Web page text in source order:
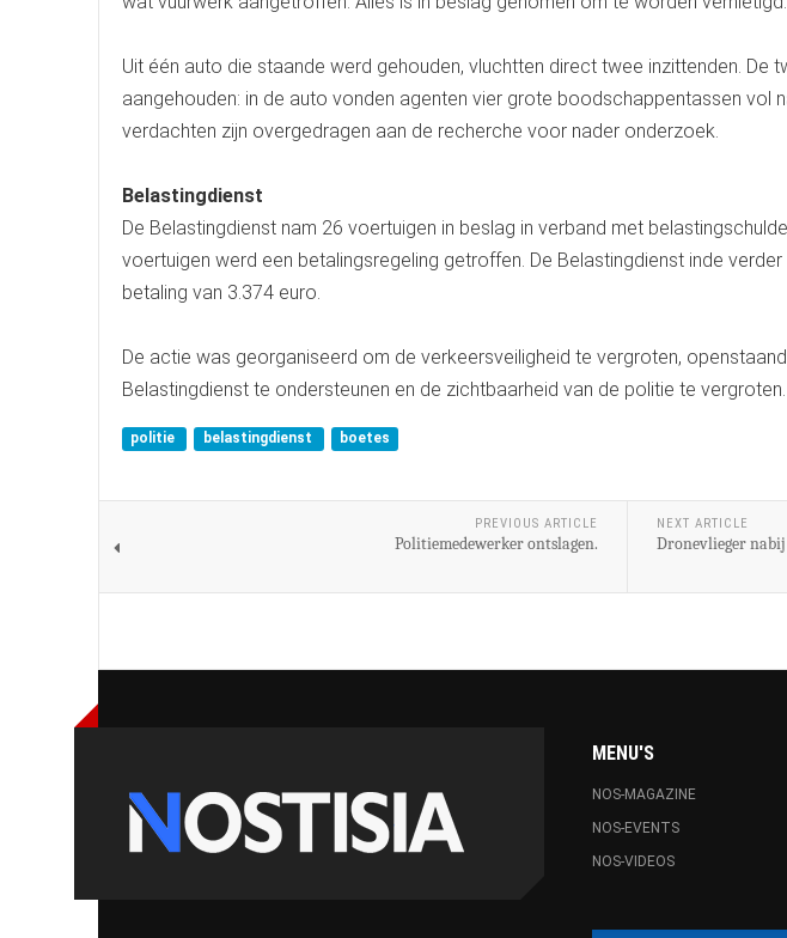
Uit één auto die staande werd gehouden, vluchtten direct twee inzittenden. De
aangehouden: in de auto vonden agenten vier grote boodschappentassen vol
verdachten zijn overgedragen aan de recherche voor nader onderzoek.
Belastingdienst
De Belastingdienst nam 26 voertuigen in beslag in verband met
voertuigen werd een betalingsregeling getroffen. De Belastingdienst inde
betaling van 3.374 euro.
De actie was georganiseerd om de verkeersveiligheid te vergroten,
Belastingdienst te ondersteunen en de zichtbaarheid van de politie te vergroten.
politie belastingdienst boetes
PREVIOUS ARTICLE
Politiemedewerker ontslagen.
NEXT ARTICLE
Dronevlieger
MENU'S
NOS-MAGAZINE
NOS-EVENTS
NOS-VIDEOS